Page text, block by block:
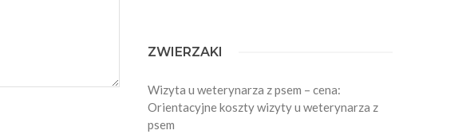
ZWIERZAKI
Wizyta u weterynarza z psem – cena:
Orientacyjne koszty wizyty u weterynarza z
psem